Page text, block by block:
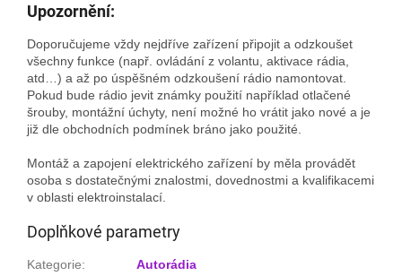
Upozornění:
Doporučujeme vždy nejdříve zařízení připojit a odzkoušet
všechny funkce (např. ovládání z volantu, aktivace rádia,
atd…) a až po úspěšném odzkoušení rádio namontovat.
Pokud bude rádio jevit známky použití například otlačené
šrouby, montážní úchyty, není možné ho vrátit jako nové a je
již dle obchodních podmínek bráno jako použité.
Montáž a zapojení elektrického zařízení by měla provádět
osoba s dostatečnými znalostmi, dovednostmi a kvalifikacemi
v oblasti elektroinstalací.
Doplňkové parametry
Kategorie: Autorádia